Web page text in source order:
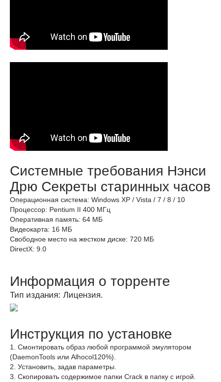
Системные требования Нэнси
Дрю Секреты старинных часов
Операционная система: Windows XP / Vista / 7 / 8 / 10
Процессор: Pentium II 400 МГц
Оперативная память: 64 MБ
Видеокарта: 16 МБ
Свободное место на жестком диске: 720 МБ
DirectX: 9.0
Информация о торренте
Тип издания: Лицензия.
Инструкция по установке
1. Смонтировать образ любой программой эмулятором
(DaemonTools или Alhocol120%).
2. Установить, задав параметры.
3. Скопировать содержимое папки Crack в папку с игрой.